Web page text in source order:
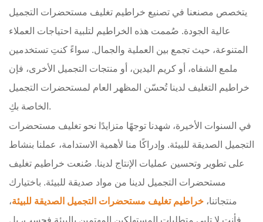
يتخصص مصنعنا في تصنيع خراطيم تغليف مستحضرات التجميل
عالية الجودة. صُممت هذه الخراطيم لتلبية احتياجات العملاء
المتنوعة، حيث تجمع بين العملية والجمال. سواءً كنتِ تستخدمين
ملمع الشفاه، أو كريم اليدين، أو منتجات التجميل الأخرى، فإن
خراطيم التغليف لدينا تُحسّن المظهر العام لمستحضرات التجميل
الخاصة بكِ.
في السنوات الأخيرة، شهدنا توجهًا متزايدًا نحو تغليف مستحضرات
التجميل الصديقة للبيئة. وإدراكًا منا لأهمية الاستدامة، عملنا بنشاط
على تطوير وتحسين عمليات الإنتاج لدينا. صُنعت خراطيم تغليف
مستحضرات التجميل لدينا من مواد صديقة للبيئة. باختيارك
منتجاتنا، خراطيم تغليف مستحضرات التجميل الصديقة للبيئة،